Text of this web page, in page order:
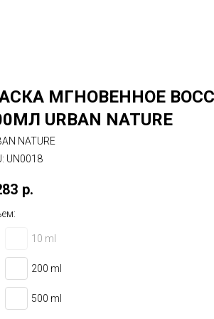
МГНОВЕННОЕ
URBAN NATURE
NATURE
UN0018
р.
10 ml
200 ml
500 ml